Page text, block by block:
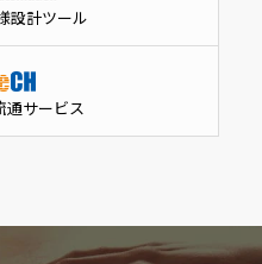
設計ツール
通サービス